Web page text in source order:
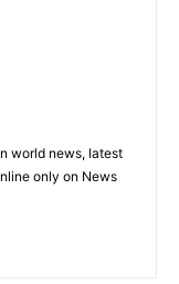
world news, latest
only on News